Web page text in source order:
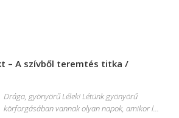
– A szívből teremtés titka /
Drága, gyönyörű Lélek! Létünk gyönyörű
körforgásában vannak olyan napok, amikor l...